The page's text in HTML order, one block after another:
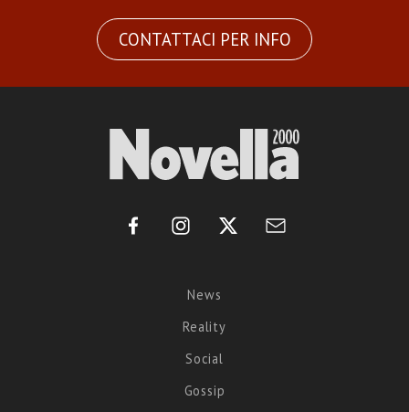
CONTATTACI PER INFO
News
Reality
Social
Gossip